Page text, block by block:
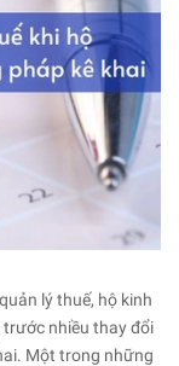
lý thuế, hộ kinh
trước nhiều thay đổi
Một trong những